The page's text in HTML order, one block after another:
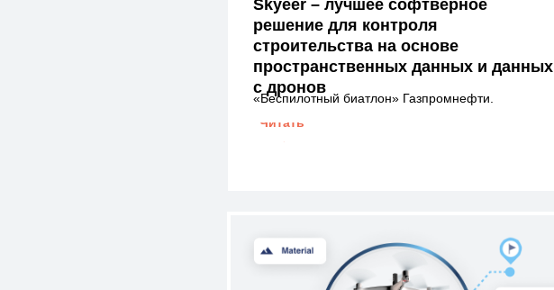
Читать
→
Skyeer – лучшее софтверное
решение для контроля
строительства на основе
пространственных данных и данных
с дронов
«Беспилотный биатлон» Газпромнефти.